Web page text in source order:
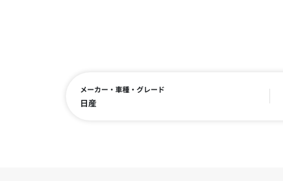
メーカー・車種・グレード
日産